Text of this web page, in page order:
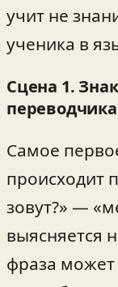
учит не
ученика в
Сцена 1.
переводчика
Самое
происходит
зовут?» —
выясняется
фраза может